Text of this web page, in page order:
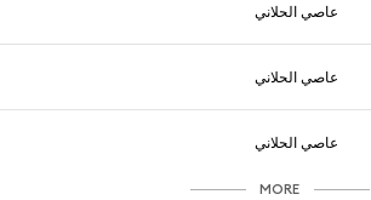
عاصي الحلاني
عاصي الحلاني
عاصي الحلاني
MORE